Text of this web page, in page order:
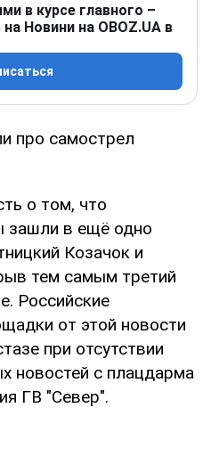
в курсе главного –
Новини на OBOZ.UA в
про самострел
о том, что
зашли в ещё одно
Козачок и
тем самым третий
Российские
от этой новости
при отсутствии
новостей с плацдарма
ГВ "Север".